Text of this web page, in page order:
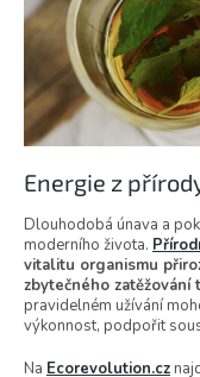
Energie z
Dlouhodobá únava a
moderního života.
vitalitu organismu
zbytečného
pravidelném užívání
výkonnost, podpořit
Na Ecorevolution.cz